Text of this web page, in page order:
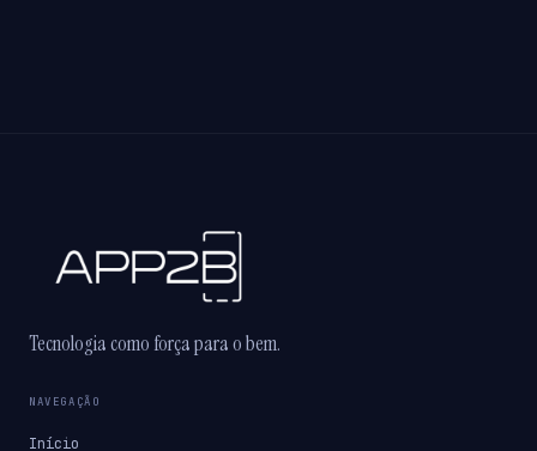
Tecnologia como força para o bem.
NAVEGAÇÃO
Início